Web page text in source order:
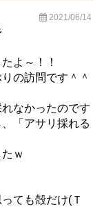
2021/06/14
よ～！！
の訪問です＾＾
なかったのです
「アサリ採れる
ｗ
ても殻だけ(Ｔ